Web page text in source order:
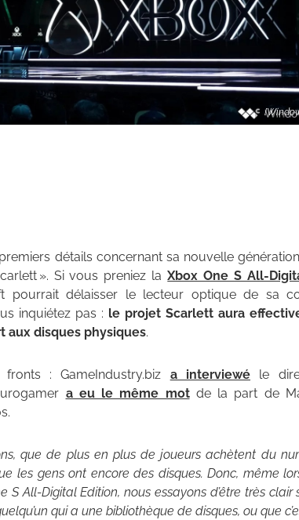
détails concernant sa nouvelle
». Si vous preniez laXbox One S All-
pourrait délaisser le lecteur optique de sa
inquiétez pas : le projet Scarlett aura
aux disques physiques.
: GameIndustry.biz a interviewé le
a eu le même motde la part de
que de plus en plus de joueurs achètent du
les gens ont encore des disques. Donc, même
All-Digital Edition, nous essayons d’être très clair
qui a une bibliothèque de disques, ou que